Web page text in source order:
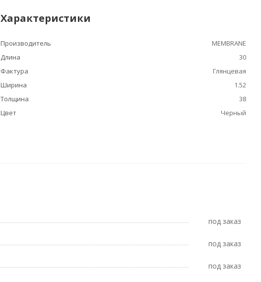
Характеристики
Производитель
MEMBRANE
Длина
30
Фактура
Глянцевая
Ширина
1.52
Толщина
38
Цвет
Черный
Под заказ
Под заказ
Под заказ